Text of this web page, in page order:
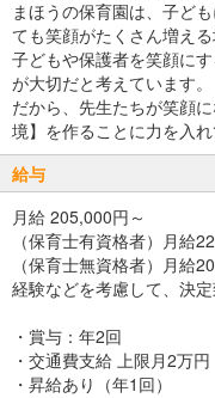
まほうの保育園は、子ど
ても笑顔がたくさん増える
子どもや保護者を笑顔に
が大切だと考えています。
だから、先生たちが笑顔
境】を作ることに力を入れ
給与
月給 205,000円～
（保育士有資格者）月給
（保育士無資格者）月給
経験などを考慮して、決定
・賞与：年2回
・交通費支給 上限月2万円
・昇給あり（年1回）